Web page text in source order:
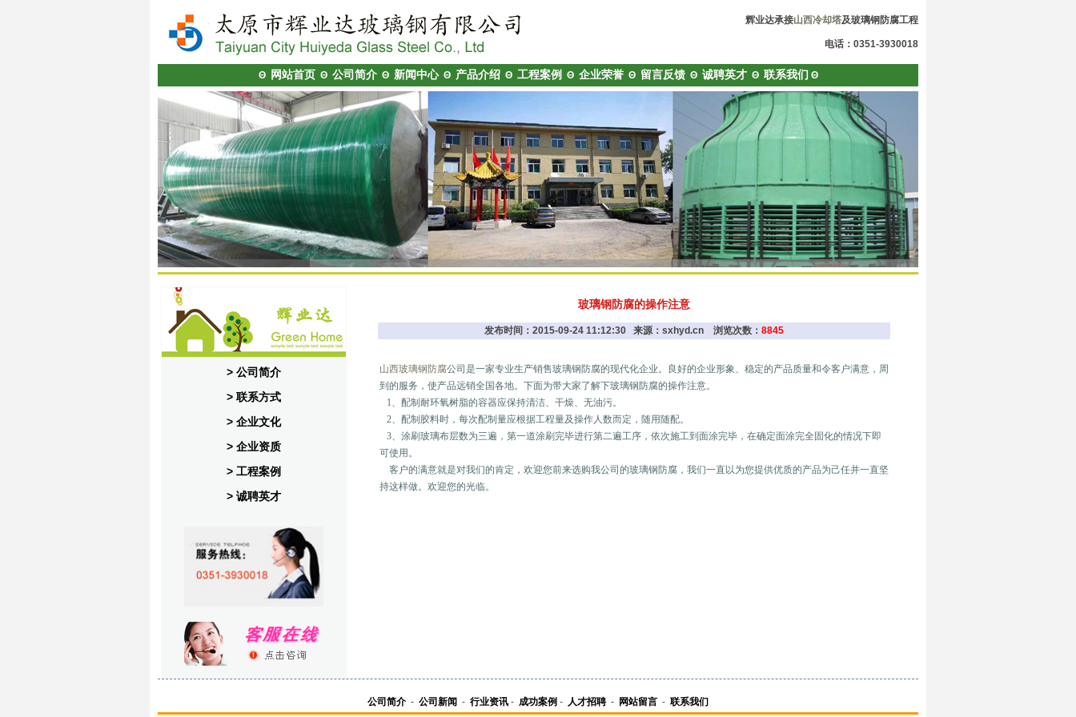
辉业达承接山西冷却塔及玻璃钢防腐工程
电话：0351-3930018
Θ 网站首页 Θ 公司简介Θ 新闻中心Θ 产品介绍Θ 工程案例 Θ 企业荣誉Θ 留言反馈Θ 诚聘英才Θ 联系我们 Θ
> 公司简介
> 联系方式
> 企业文化
> 企业资质
> 工程案例
> 诚聘英才
玻璃钢防腐的操作注意
发布时间：2015-09-24 11:12:30 来源：sxhyd.cn 浏览次数： 8845
山西玻璃钢防腐公司是一家专业生产销售玻璃钢防腐的现代化企业。良好的企业形象、稳定的产品质量和令客户满意，周
到的服务，使产品远销全国各地。下面为带大家了解下玻璃钢防腐的操作注意。
1、配制耐环氧树脂的容器应保持清洁、干燥、无油污。
2、配制胶料时，每次配制量应根据工程量及操作人数而定，随用随配。
3、涂刷玻璃布层数为三遍，第一道涂刷完毕进行第二遍工序，依次施工到面涂完毕，在确定面涂完全固化的情况下即
可使用。
客户的满意就是对我们的肯定，欢迎您前来选购我公司的玻璃钢防腐，我们一直以为您提供优质的产品为己任并一直坚
持这样做。欢迎您的光临。
公司简介 - 公司新闻 - 行业资讯 - 成功案例 - 人才招聘- 网站留言 - 联系我们